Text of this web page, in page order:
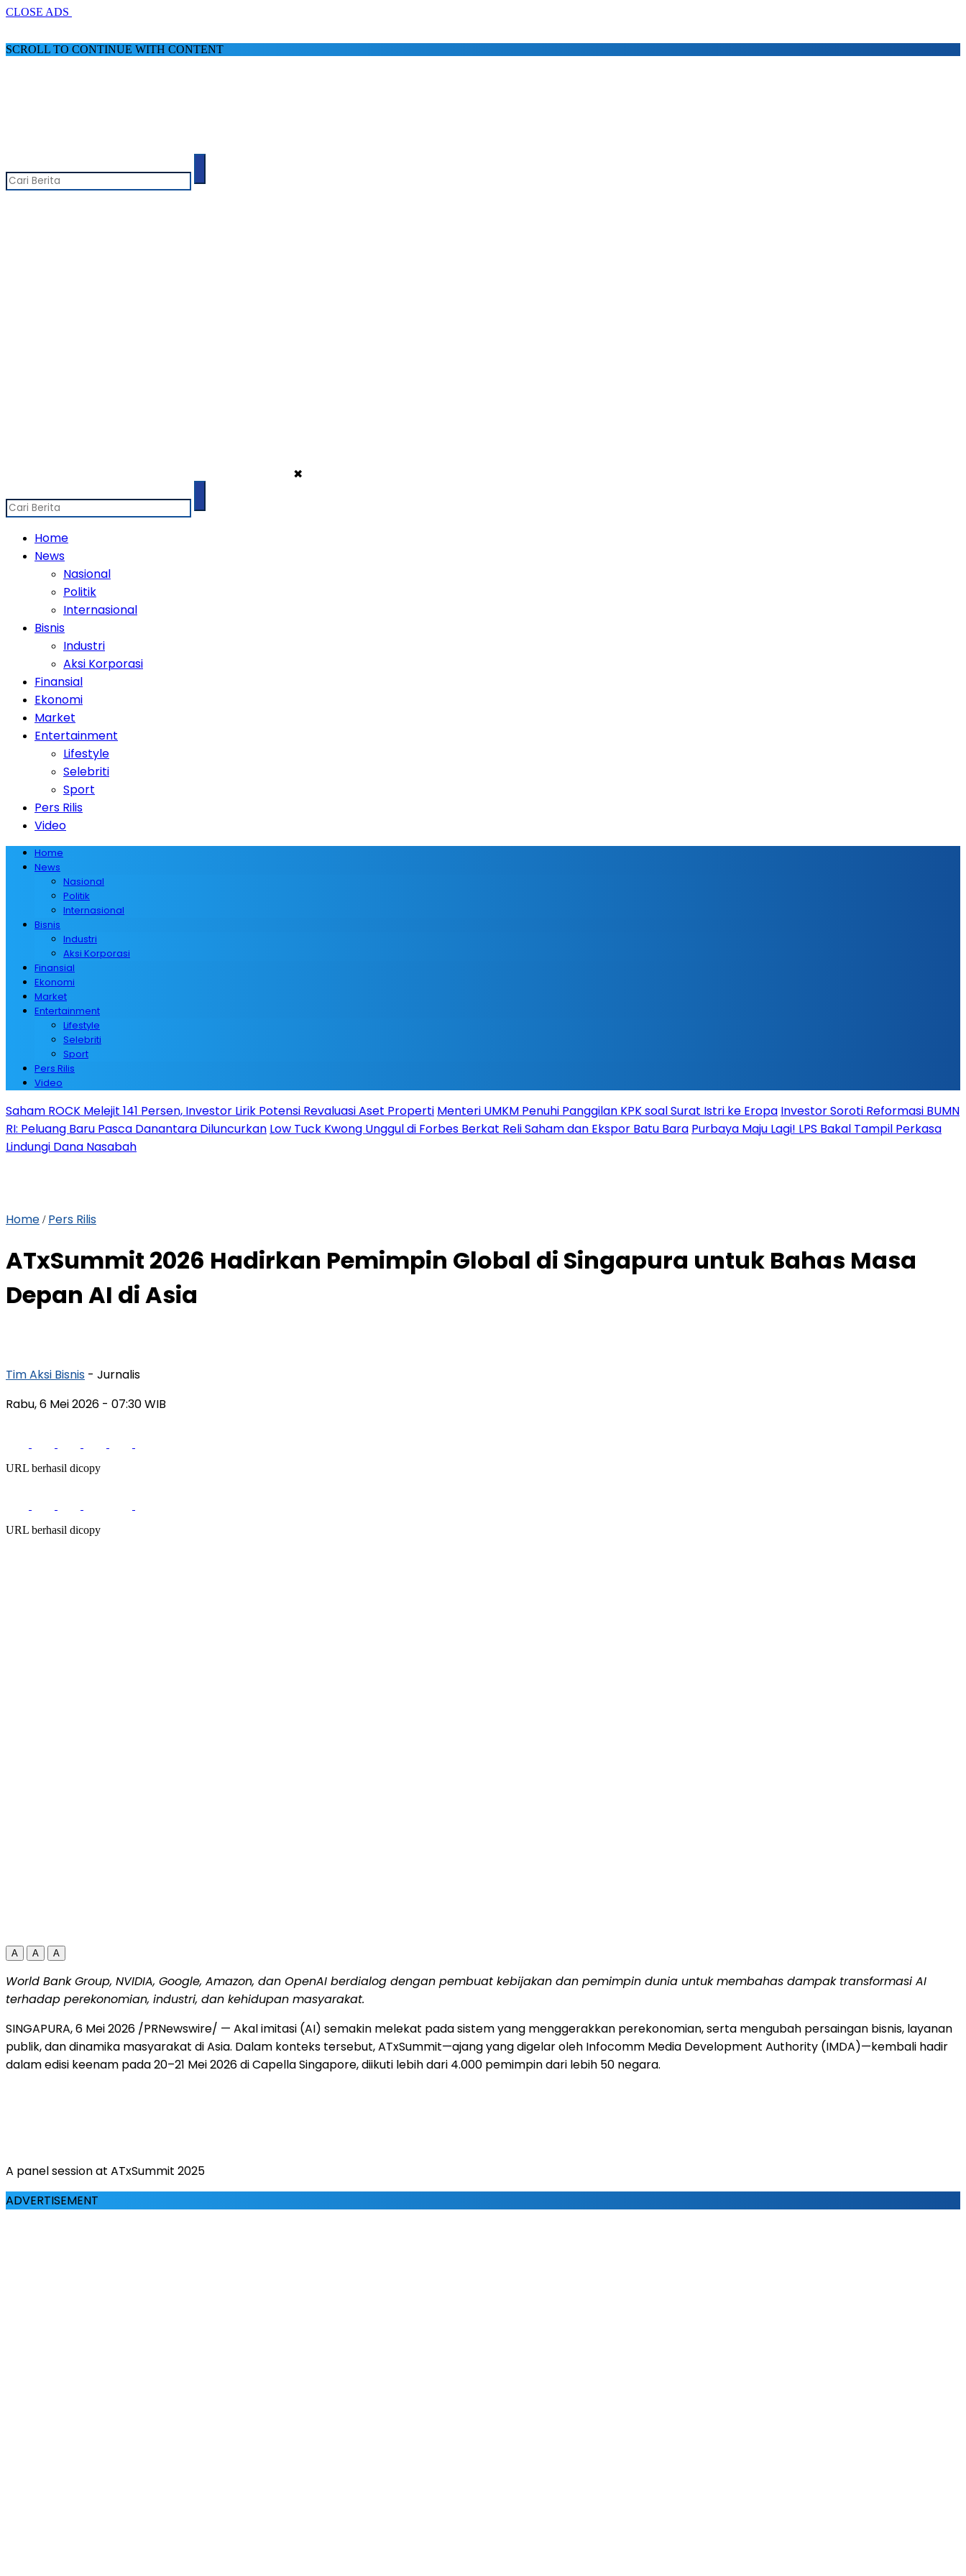
CLOSE ADS
SCROLL TO CONTINUE WITH CONTENT
✖
Home
News
Nasional
Politik
Internasional
Bisnis
Industri
Aksi Korporasi
Finansial
Ekonomi
Market
Entertainment
Lifestyle
Selebriti
Sport
Pers Rilis
Video
Home
News
Nasional
Politik
Internasional
Bisnis
Industri
Aksi Korporasi
Finansial
Ekonomi
Market
Entertainment
Lifestyle
Selebriti
Sport
Pers Rilis
Video
Saham ROCK Melejit 141 Persen, Investor Lirik Potensi Revaluasi Aset Properti Menteri UMKM Penuhi Panggilan KPK soal Surat Istri ke Eropa Investor Soroti Reformasi BUMN
RI: Peluang Baru Pasca Danantara Diluncurkan Low Tuck Kwong Unggul di Forbes Berkat Reli Saham dan Ekspor Batu Bara Purbaya Maju Lagi! LPS Bakal Tampil Perkasa
Lindungi Dana Nasabah
Home / Pers Rilis
ATxSummit 2026 Hadirkan Pemimpin Global di Singapura untuk Bahas Masa
Depan AI di Asia
Tim Aksi Bisnis - Jurnalis
Rabu, 6 Mei 2026 - 07:30 WIB
URL berhasil dicopy
URL berhasil dicopy
A A A
World Bank Group, NVIDIA, Google, Amazon, dan OpenAI berdialog dengan pembuat kebijakan dan pemimpin dunia untuk membahas dampak transformasi AI
terhadap perekonomian, industri, dan kehidupan masyarakat.
SINGAPURA, 6 Mei 2026 /PRNewswire/ — Akal imitasi (AI) semakin melekat pada sistem yang menggerakkan perekonomian, serta mengubah persaingan bisnis, layanan
publik, dan dinamika masyarakat di Asia. Dalam konteks tersebut, ATxSummit—ajang yang digelar oleh Infocomm Media Development Authority (IMDA)—kembali hadir
dalam edisi keenam pada 20–21 Mei 2026 di Capella Singapore, diikuti lebih dari 4.000 pemimpin dari lebih 50 negara.
A panel session at ATxSummit 2025
ADVERTISEMENT